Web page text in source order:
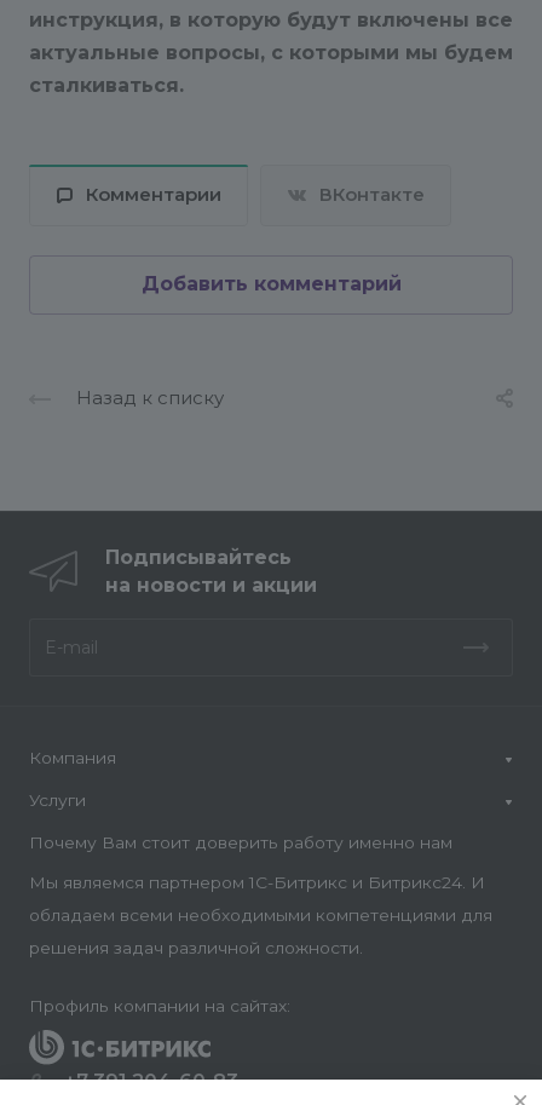
инструкция, в которую будут включены все
актуальные вопросы, с которыми мы будем
сталкиваться.
Комментарии ВКонтакте
Добавить комментарий
Назад к списку
Подписывайтесь
на новости и акции
Компания
Услуги
Почему Вам стоит доверить работу именно нам
Мы являемся партнером 1С-Битрикс и Битрикс24. И
обладаем всеми необходимыми компетенциями для
решения задач различной сложности.
Профиль компании на сайтах:
+7 391 204-60-83